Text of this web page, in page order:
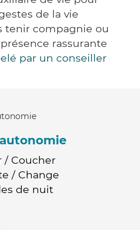
de la vie
tenir compagnie ou
rassurante
par un conseiller
/ Coucher
/ Change
de nuit